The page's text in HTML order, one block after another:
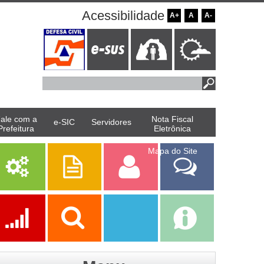
Acessibilidade A+ A A-
com a
e-SIC Servidores
Nota Fiscal
Eletrônica
Mapa do Site
Serviços Publicações Servidor
Fale Com a
Prefeitura